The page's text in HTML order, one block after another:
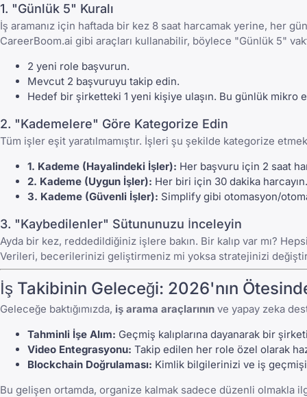
1. "Günlük 5" Kuralı
İş aramanız için haftada bir kez 8 saat harcamak yerine, her
CareerBoom.ai gibi araçları kullanabilir, böylece "Günlük 5"
2 yeni role başvurun.
Mevcut 2 başvuruyu takip edin.
Hedef bir şirketteki 1 yeni kişiye ulaşın. Bu günlük mikro
2. "Kademelere" Göre Kategorize Edin
Tüm işler eşit yaratılmamıştır. İşleri şu şekilde kategorize
1. Kademe (Hayalindeki İşler): Her başvuru için 2 saat
2. Kademe (Uygun İşler): Her biri için 30 dakika
3. Kademe (Güvenli İşler): Simplify gibi otomasyon/
3. "Kaybedilenler" Sütununuzu İnceleyin
Ayda bir kez, reddedildiğiniz işlere bakın. Bir kalıp var mı?
Verileri, becerilerinizi geliştirmeniz mi yoksa stratejinizi
İş Takibinin Geleceği: 2026'nın
Geleceğe baktığımızda, iş arama araçlarının ve yapay zeka
Tahminli İşe Alım: Geçmiş kalıplarına dayanarak bir
Video Entegrasyonu: Takip edilen her role özel olarak
Blockchain Doğrulaması: Kimlik bilgilerinizi ve iş
Bu gelişen ortamda, organize kalmak sadece düzenli olmakla